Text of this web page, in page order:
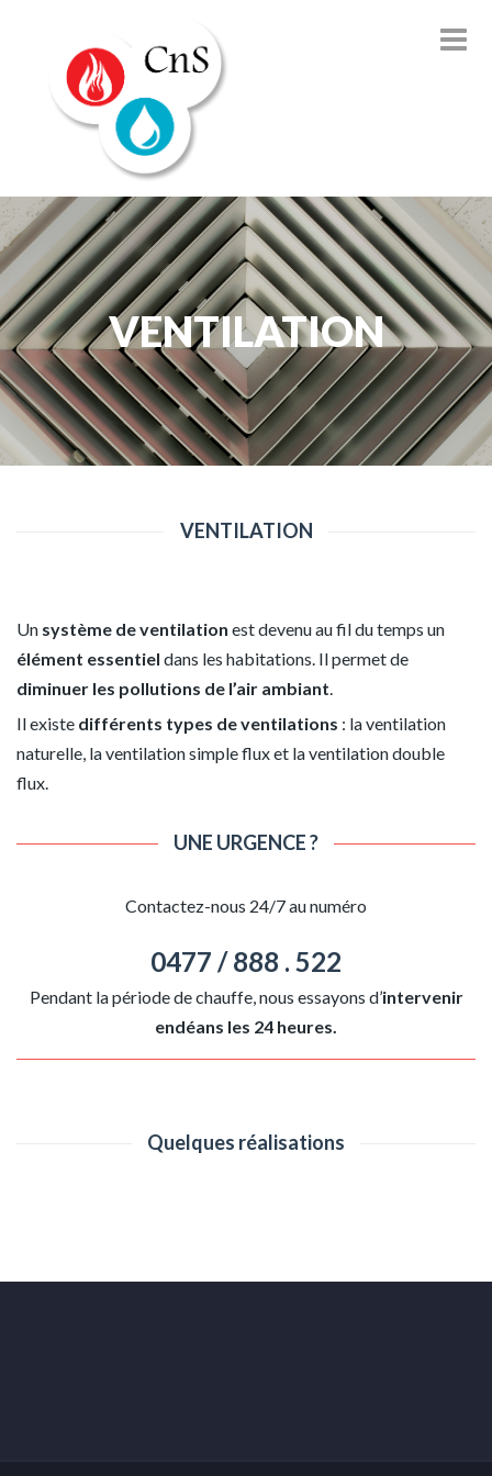
VENTILATION
VENTILATION
Un système de ventilation est devenu au fil du temps un
élément essentiel dans les habitations. Il permet de
diminuer les pollutions de l’air ambiant.
Il existe différents types de ventilations : la ventilation
naturelle, la ventilation simple flux et la ventilation double
flux.
UNE URGENCE ?
Contactez-nous 24/7 au numéro
0477 / 888 . 522
Pendant la période de chauffe, nous essayons d’intervenir
endéans les 24 heures.
Quelques réalisations